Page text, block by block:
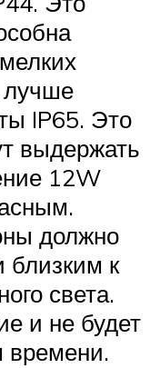
лучше
IP65. Это
выдержать
12W
должно
близким к
света.
и не будет
времени.